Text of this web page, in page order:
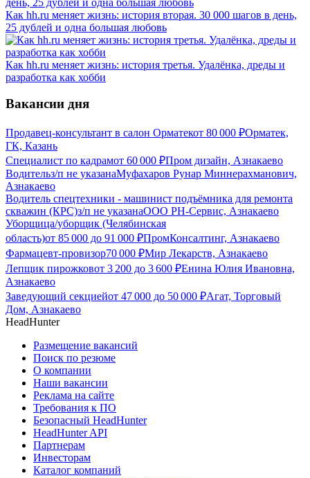
Как hh.ru меняет жизнь: история вторая. 30 000 шагов в день,
25 дублей и одна большая любовь
Как hh.ru меняет жизнь: история третья. Удалёнка, дреды и
разработка как хобби
Вакансии дня
Продавец-консультант в салон Орматекот 80 000 ₽Орматек,
ГК, Казань
Специалист по кадрамот 60 000 ₽Пром дизайн, Азнакаево
Водительз/п не указанаМуфахаров Рунар Миннерахманович,
Азнакаево
Водитель спецтехники - машинист подъёмника для ремонта
скважин (КРС)з/п не указанаООО РН-Сервис, Азнакаево
Уборщица/уборщик (Челябинская
область)от 85 000 до 91 000 ₽ПромКонсалтинг, Азнакаево
Фармацевт-провизор70 000 ₽Мир Лекарств, Азнакаево
Лепщик пирожковот 3 200 до 3 600 ₽Енина Юлия Ивановна,
Азнакаево
Заведующий секциейот 47 000 до 50 000 ₽Агат, Торговый
Дом, Азнакаево
HeadHunter
Размещение вакансий
Поиск по резюме
О компании
Наши вакансии
Реклама на сайте
Требования к ПО
Безопасный HeadHunter
HeadHunter API
Партнерам
Инвесторам
Каталог компаний